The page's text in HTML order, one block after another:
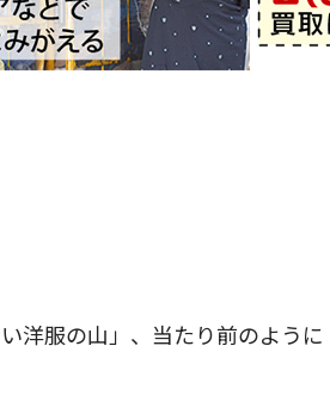
洋服の山」、当たり前のように